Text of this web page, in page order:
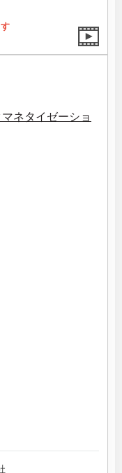
ネタイゼーショ